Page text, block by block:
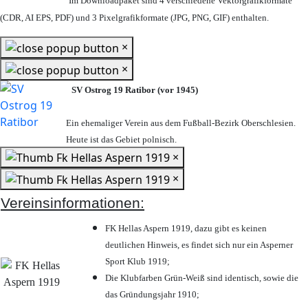
(CDR, AI EPS, PDF) und 3 Pixelgrafikformate (JPG, PNG, GIF) enthalten.
×
×
SV Ostrog 19 Ratibor (vor 1945)
Ein ehemaliger Verein aus dem Fußball-Bezirk Oberschlesien.
Heute ist das Gebiet polnisch.
×
×
Vereinsinformationen:
FK Hellas Aspern 1919, dazu gibt es keinen
deutlichen Hinweis, es findet sich nur ein Asperner
Sport Klub 1919;
Die Klubfarben Grün-Weiß sind identisch, sowie die
das Gründungsjahr 1910;